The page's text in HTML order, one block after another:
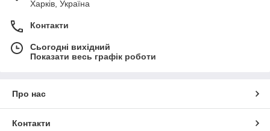
Харків, Україна
Контакти
Сьогодні вихідний
Показати весь графік роботи
Про нас
Контакти